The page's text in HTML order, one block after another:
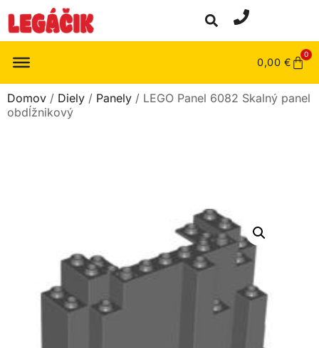
0,00 €
0
Domov / Diely / Panely / LEGO Panel 6082 Skalný panel
obdĺžnikový